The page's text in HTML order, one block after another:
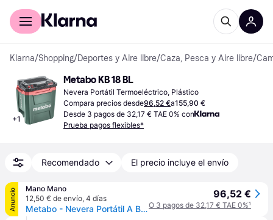
Comprar con Klarna
Klarna/Shopping/Deportes y Aire libre/Caza, Pesca y Aire libre/
+1
Metabo KB 18 BL
Nevera Portátil Termoeléctrico, Plástico
Compara precios desde96,52 €a155,90 €
Desde 3 pagos de 32,17 € TAE 0% con
Prueba pagos flexibles*
Recomendado El precio incluye el envío
Anuncio
Mano Mano
12,50 € de envío, 4 días
Metabo - Nevera Portátil A Batería Kb 18 Bl – 600791850 – 18 V – Caja Frigorífica Bloqueable Con Función De Mantenimiento De Calor – Con Abrebotellas Y Motor Brushless – Sin Batería Ni Cargador
96,52 €
O 3 pagos de 32,17 € TAE 0%¹